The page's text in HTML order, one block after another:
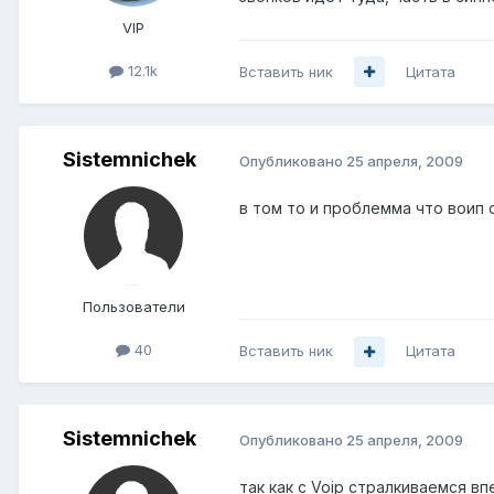
VIP
12.1k Вставить ник Цитата
Sistemnichek
Пользователи
40
Опубликовано 25 апреля, 2009
в том то и проблемма что воип
Вставить ник Цитата
Sistemnichek Опубликовано 25 апреля, 2009
так как с Voip стралкиваемся